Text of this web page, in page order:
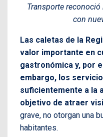
Transporte
con
Las caletas de la
valor importante en
gastronómica y, por
embargo, los
suficientemente a la
objetivo de atraer
grave, no otorgan una
habitantes.